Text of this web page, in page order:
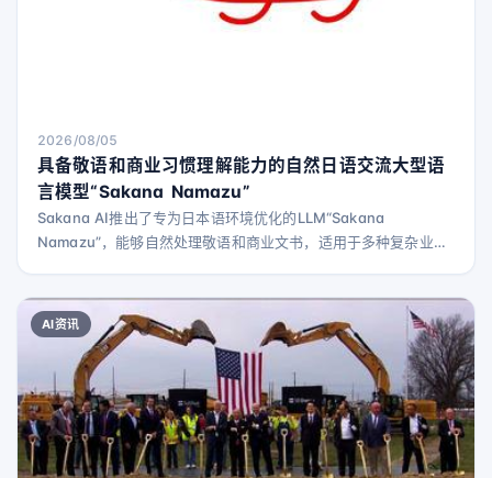
2026/08/05
具备敬语和商业习惯理解能力的自然日语交流大型语
言模型“Sakana Namazu”
Sakana AI推出了专为日本语环境优化的LLM“Sakana
Namazu”，能够自然处理敬语和商业文书，适用于多种复杂业务
AI资讯